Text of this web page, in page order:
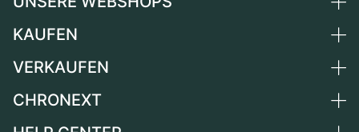
Deutschland
Schweiz
KAUFEN
Alle Luxusuhren
VERKAUFEN
Uhr verkaufen
CHRONEXT